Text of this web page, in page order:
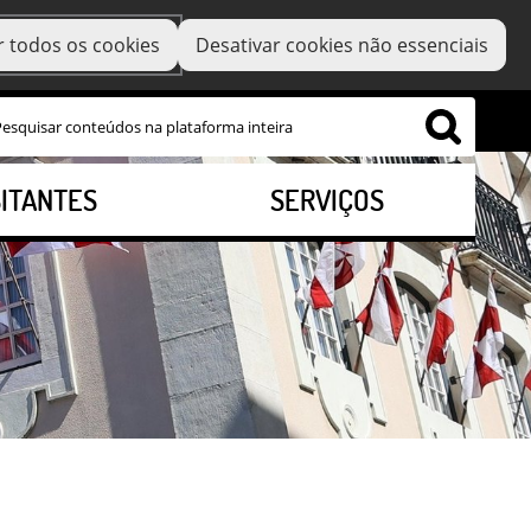
todos os cookies Desativar cookies não essenciais
SERVIÇOS